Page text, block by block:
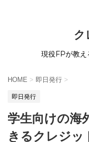
ク
現役FPが教え
HOME > 即日発行 >
即日発行
学生向けの海
きるクレジッ